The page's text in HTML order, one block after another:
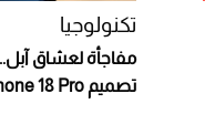
تكنولوجيا
مفاجأة لعشاق
تصميم iPhone 18 Pro